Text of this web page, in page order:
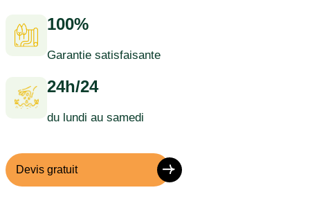
100%
Garantie satisfaisante
24h/24
du lundi au samedi
Devis gratuit